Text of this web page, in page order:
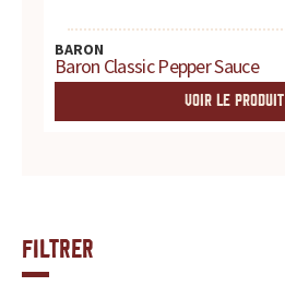
BARON
Baron Classic Pepper Sauce
VOIR LE PRODUIT
Filtrer